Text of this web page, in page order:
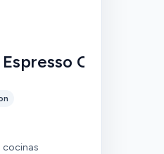
Power Espresso 20
Compacta
cocinas